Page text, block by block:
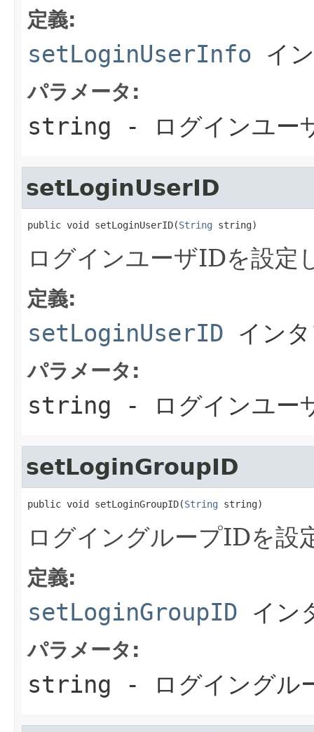
定義:
setLoginUserInfo イ
パラメータ:
string - ログインユー
setLoginUserID
public void setLoginUserID(String string)
ログインユーザIDを設定
定義:
setLoginUserID イン
パラメータ:
string - ログインユー
setLoginGroupID
public void setLoginGroupID(String string)
ログイングループIDを設
定義:
setLoginGroupID イン
パラメータ:
string - ログイングル